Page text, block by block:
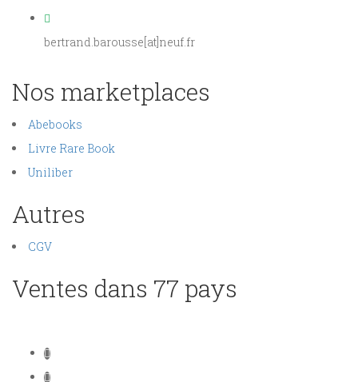
bertrand.barousse[at]neuf.fr
Nos marketplaces
Abebooks
Livre Rare Book
Uniliber
Autres
CGV
Ventes dans 77 pays